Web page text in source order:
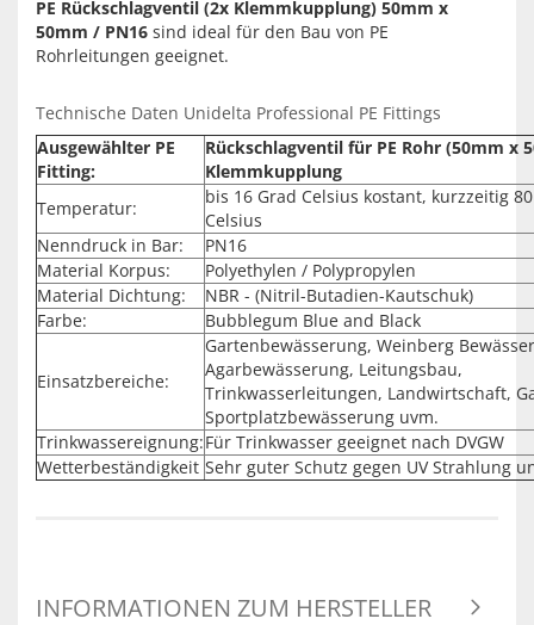
PE Rückschlagventil (2x Klemmkupplung) 50mm x
50mm / PN16 sind ideal für den Bau von PE
Rohrleitungen geeignet.
Technische Daten Unidelta Professional PE Fittings
Ausgewählter PE
Fitting:
Rückschlagventil für PE Rohr (50mm x
Klemmkupplung
Temperatur:
bis 16 Grad Celsius kostant, kurzzeitig
Celsius
Nenndruck in Bar:
PN16
Material Korpus:
Polyethylen / Polypropylen
Material Dichtung:
NBR - (Nitril-Butadien-Kautschuk)
Farbe:
Bubblegum Blue and Black
Einsatzbereiche:
Gartenbewässerung, Weinberg
Agarbewässerung, Leitungsbau,
Trinkwasserleitungen, Landwirtschaft,
Sportplatzbewässerung uvm.
Trinkwassereignung:Für Trinkwasser geeignet nach DVGW
Wetterbeständigkeit Sehr guter Schutz gegen UV Strahlung
INFORMATIONEN ZUM HERSTELLER